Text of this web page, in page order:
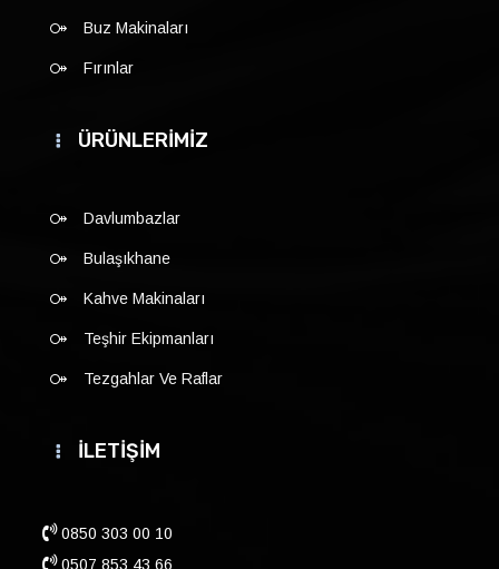
Buz Makinaları
Fırınlar
ÜRÜNLERİMİZ
Davlumbazlar
Bulaşıkhane
Kahve Makinaları
Teşhir Ekipmanları
Tezgahlar Ve Raflar
İLETİŞİM
0850 303 00 10
0507 853 43 66